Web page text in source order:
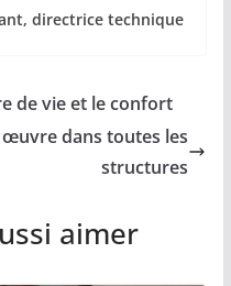
directrice technique
de vie et le confort
dans toutes les
structures
aimer